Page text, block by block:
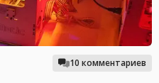
10 комментариев